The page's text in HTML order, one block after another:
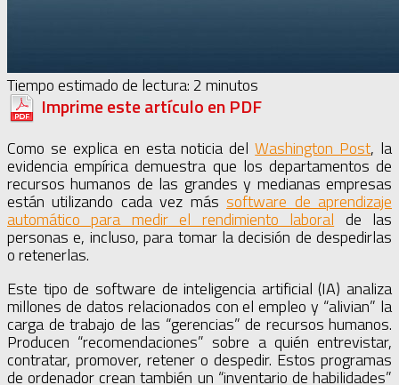
Tiempo estimado de lectura:2minutos
Imprime este artículo en PDF
Como se explica en esta noticia delWashington Post, la
evidencia empírica demuestra que los departamentos de
recursos humanos de las grandes y medianas empresas
están utilizando cada vez más software de aprendizaje
automático para medir el rendimiento laboral de las
personas e, incluso, para tomar la decisión de despedirlas
o retenerlas.
Este tipo de software de inteligencia artificial (IA) analiza
millones de datos relacionados con el empleo y “alivian” la
carga de trabajo de las “gerencias” de recursos humanos.
Producen “recomendaciones” sobre a quién entrevistar,
contratar, promover, retener o despedir. Estos programas
de ordenador crean también un “inventario de habilidades”